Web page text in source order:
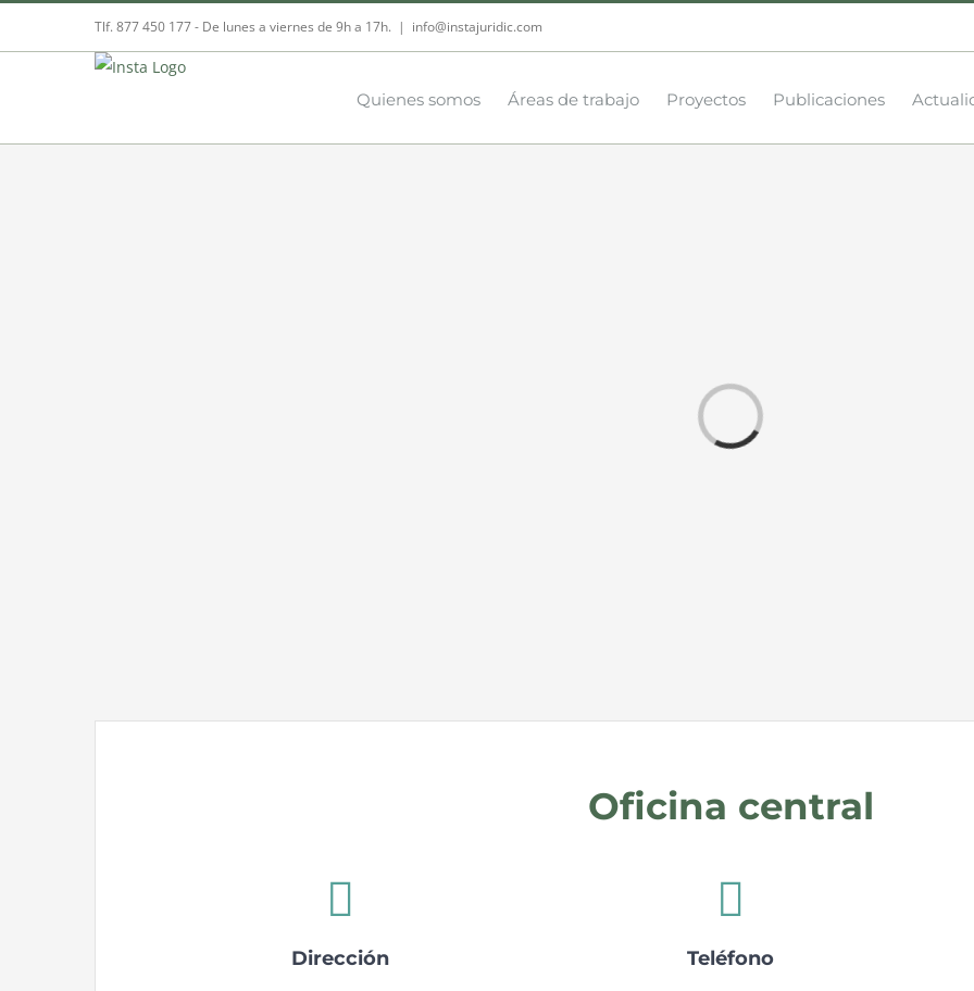
Tlf. 877 450 177‬ - De lunes a viernes de 9h a 17h. | info@instajuridic.com
Quienes somos Áreas de trabajo Proyectos Publicaciones
Loading...
Oficina central
Dirección Teléfono